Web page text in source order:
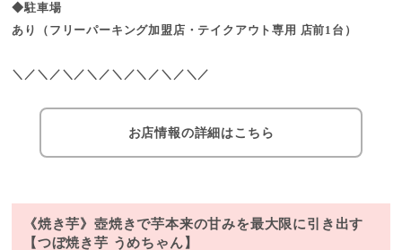
◆駐車場
あり（フリーパーキング加盟店・テイクアウト専用 店前1台）
＼／＼／＼／＼／＼／＼／＼／＼／
お店情報の詳細はこちら
《焼き芋》壺焼きで芋本来の甘みを最大限に引き出す
【つぼ焼き芋 うめちゃん】